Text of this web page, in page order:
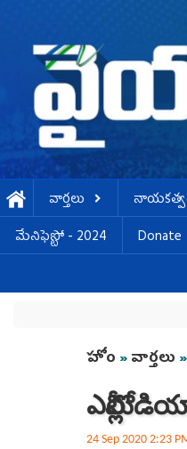
వార్తలు
మేనిఫెస్టో - 2024
Donate
You are
హోం »వార్తలు
24 Sep 2020 2:23